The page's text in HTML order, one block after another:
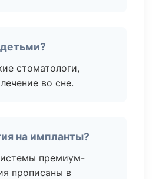
стоматологи,
во сне.
на импланты?
премиум-
прописаны в